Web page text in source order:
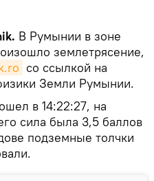
В Румынии в зоне
землетрясение,
со ссылкой на
Земли Румынии.
в 14:22:27, на
сила была 3,5 баллов
подземные толчки